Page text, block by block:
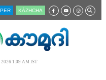
KĀZHCHA
1.09 AM IST